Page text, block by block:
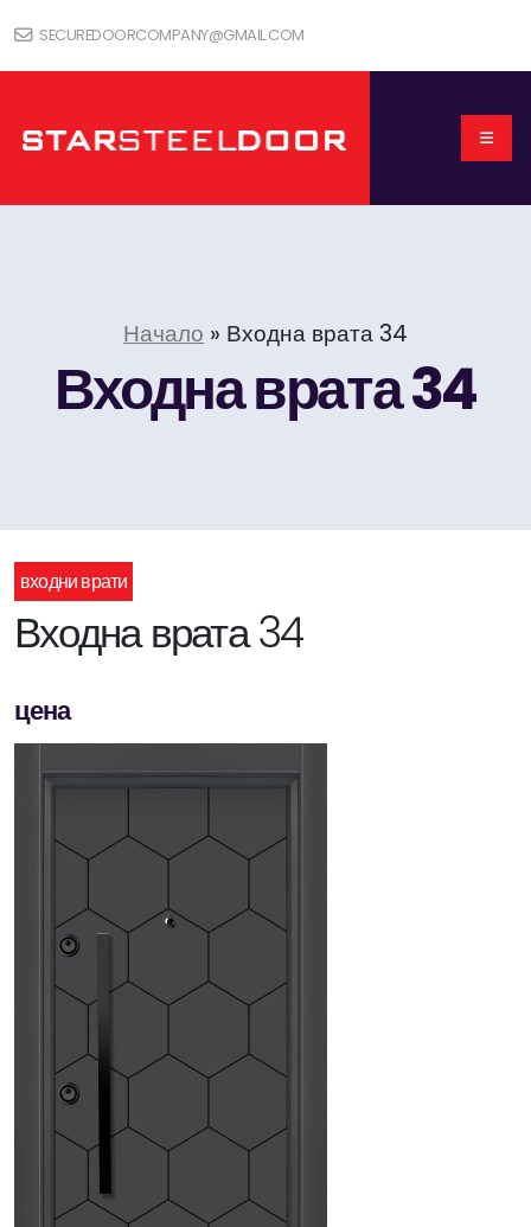
SECUREDOORCOMPANY@GMAIL.COM
Начало » Входна врата 34
Входна врата 34
входни врати
Входна врата 34
цена